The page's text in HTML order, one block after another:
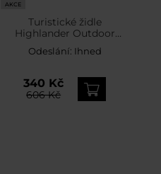
AKCE
Turistické židle
Highlander Outdoor
Edinburgh - Black
Odeslání: Ihned
340 Kč
606 Kč